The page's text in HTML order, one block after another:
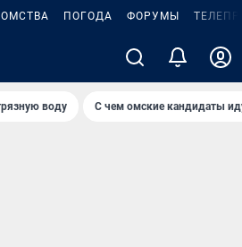
ПОГОДА ФОРУМЫ
воду С чем омские кандидаты